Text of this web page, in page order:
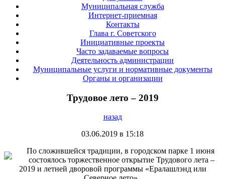
Муниципальная служба
Интернет-приемная
Контакты
Глава г. Советского
Инициативные проекты
Часто задаваемые вопросы
Деятельность администрации
Муниципальные услуги и нормативные документы
Органы и организации
Трудовое лето – 2019
назад
03.06.2019 в 15:18
По сложившейся традиции, в городском парке 1 июня
состоялось торжественное открытие Трудового лета –
2019 и летней дворовой программы «Ералашлэнд или